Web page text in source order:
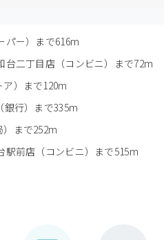
パー）まで616m
台二丁目店（コンビニ）まで72m
）まで120m
銀行）まで335m
まで252m
駅前店（コンビニ）まで515m